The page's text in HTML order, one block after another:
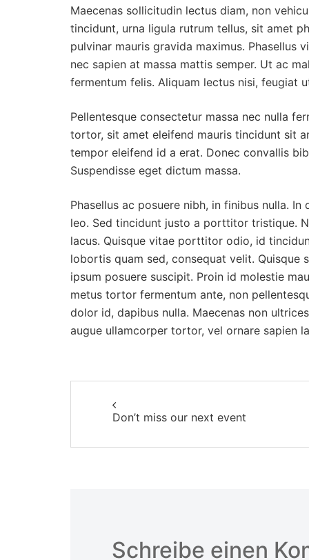
Maecenas sollicitudin lectus diam, non
tincidunt, urna ligula rutrum tellus, sit amet
pulvinar mauris gravida maximus. Phasellus
nec sapien at massa mattis semper. Ut ac
fermentum felis. Aliquam lectus nisi, feugiat
Pellentesque consectetur massa nec nulla
tortor, sit amet eleifend mauris tincidunt sit
tempor eleifend id a erat. Donec convallis
Suspendisse eget dictum massa.
Phasellus ac posuere nibh, in finibus nulla.
leo. Sed tincidunt justo a porttitor tristique.
lacus. Quisque vitae porttitor odio, id
lobortis quam sed, consequat velit. Quisque
ipsum posuere suscipit. Proin id molestie
metus tortor fermentum ante, non
dolor id, dapibus nulla. Maecenas non
augue ullamcorper tortor, vel ornare sapien
Don’t miss our next event
Schreibe einen